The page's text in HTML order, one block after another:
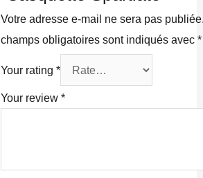
Votre adresse e-mail ne sera pas
champs obligatoires sont indiqués avec*
Your rating*
Your review*